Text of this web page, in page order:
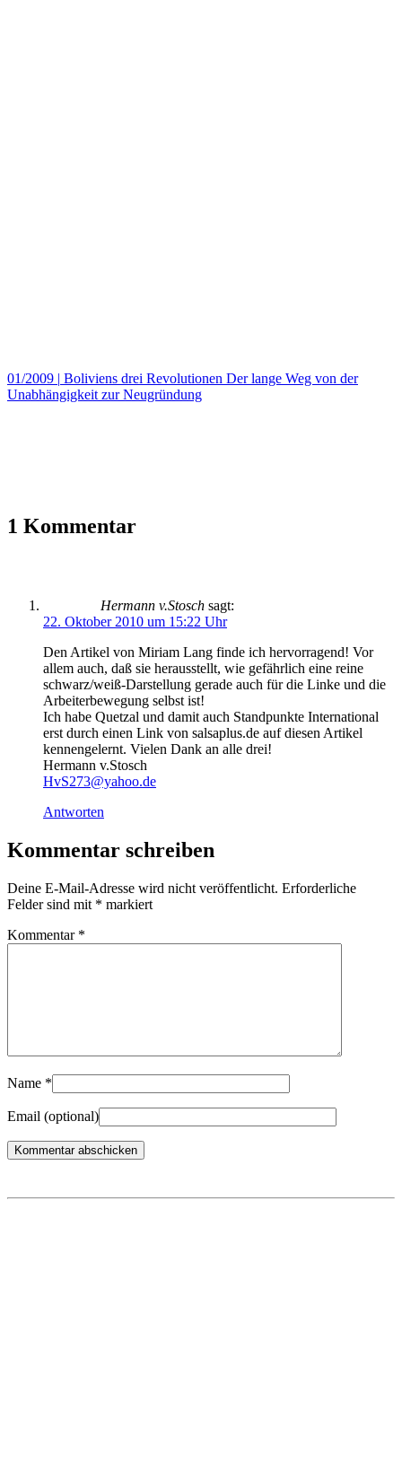
01/2009 | Boliviens drei Revolutionen Der lange Weg von der
Unabhängigkeit zur Neugründung
1 Kommentar
Hermann v.Stosch sagt:
22. Oktober 2010 um 15:22 Uhr
Den Artikel von Miriam Lang finde ich hervorragend! Vor
allem auch, daß sie herausstellt, wie gefährlich eine reine
schwarz/weiß-Darstellung gerade auch für die Linke und die
Arbeiterbewegung selbst ist!
Ich habe Quetzal und damit auch Standpunkte International
erst durch einen Link von salsaplus.de auf diesen Artikel
kennengelernt. Vielen Dank an alle drei!
Hermann v.Stosch
HvS273@yahoo.de
Antworten
Kommentar schreiben
Deine E-Mail-Adresse wird nicht veröffentlicht. Erforderliche
Felder sind mit * markiert
Kommentar *
Name *
Email (optional)